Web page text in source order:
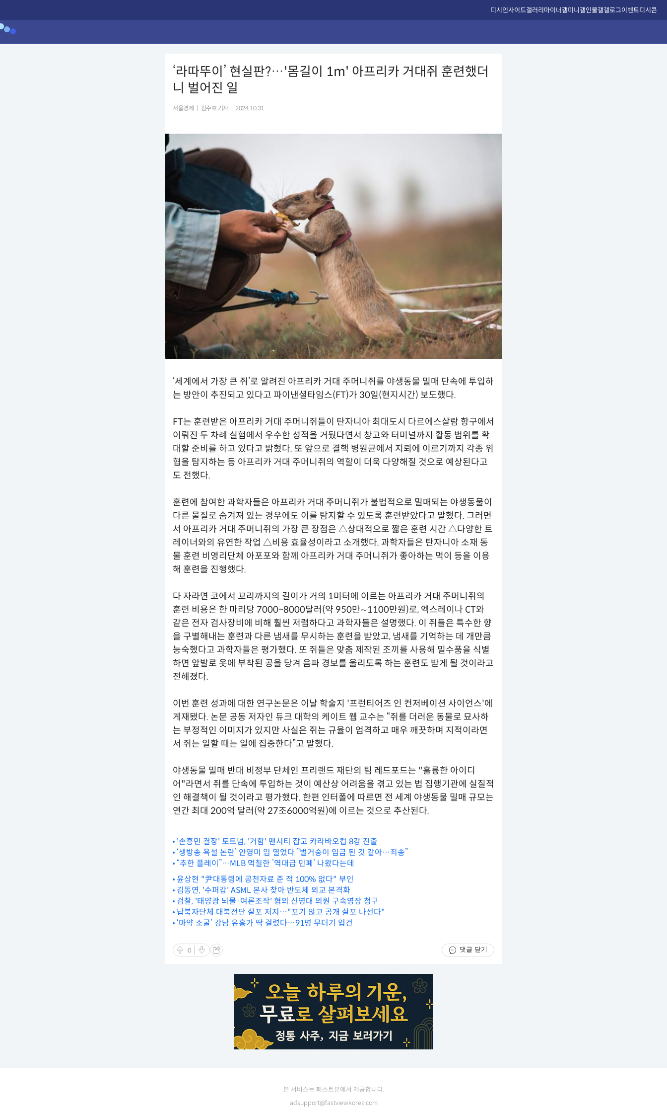
디시인사이드갤러리마이너갤미니갤인물갤갤로그이벤트디시콘
‘라따뚜이’ 현실판?…'몸길이 1m' 아프리카 거대쥐 훈련했더
니 벌어진 일
서울경제 김수호 기자 2024.10.31
‘세계에서 가장 큰 쥐’로 알려진 아프리카 거대 주머니쥐를 야생동물 밀매 단속에 투입하
는 방안이 추진되고 있다고 파이낸셜타임스(FT)가 30일(현지시간) 보도했다.
FT는 훈련받은 아프리카 거대 주머니쥐들이 탄자니아 최대도시 다르에스살람 항구에서
이뤄진 두 차례 실험에서 우수한 성적을 거뒀다면서 창고와 터미널까지 활동 범위를 확
대할 준비를 하고 있다고 밝혔다. 또 앞으로 결핵 병원균에서 지뢰에 이르기까지 각종 위
협을 탐지하는 등 아프리카 거대 주머니쥐의 역할이 더욱 다양해질 것으로 예상된다고
도 전했다.
훈련에 참여한 과학자들은 아프리카 거대 주머니쥐가 불법적으로 밀매되는 야생동물이
다른 물질로 숨겨져 있는 경우에도 이를 탐지할 수 있도록 훈련받았다고 말했다. 그러면
서 아프리카 거대 주머니쥐의 가장 큰 장점은 △상대적으로 짧은 훈련 시간 △다양한 트
레이너와의 유연한 작업 △비용 효율성이라고 소개했다. 과학자들은 탄자니아 소재 동
물 훈련 비영리단체 아포포와 함께 아프리카 거대 주머니쥐가 좋아하는 먹이 등을 이용
해 훈련을 진행했다.
다 자라면 코에서 꼬리까지의 길이가 거의 1미터에 이르는 아프리카 거대 주머니쥐의
훈련 비용은 한 마리당 7000~8000달러(약 950만∼1100만원)로, 엑스레이나 CT와
같은 전자 검사장비에 비해 훨씬 저렴하다고 과학자들은 설명했다. 이 쥐들은 특수한 향
을 구별해내는 훈련과 다른 냄새를 무시하는 훈련을 받았고, 냄새를 기억하는 데 개만큼
능숙했다고 과학자들은 평가했다. 또 쥐들은 맞춤 제작된 조끼를 사용해 밀수품을 식별
하면 앞발로 옷에 부착된 공을 당겨 음파 경보를 울리도록 하는 훈련도 받게 될 것이라고
전해졌다.
이번 훈련 성과에 대한 연구논문은 이날 학술지 '프런티어즈 인 컨저베이션 사이언스'에
게재됐다. 논문 공동 저자인 듀크 대학의 케이트 웹 교수는 “쥐를 더러운 동물로 묘사하
는 부정적인 이미지가 있지만 사실은 쥐는 규율이 엄격하고 매우 깨끗하며 지적이라면
서 쥐는 일할 때는 일에 집중한다”고 말했다.
야생동물 밀매 반대 비정부 단체인 프리랜드 재단의 팀 레드포드는 "훌륭한 아이디
어"라면서 쥐를 단속에 투입하는 것이 예산상 어려움을 겪고 있는 법 집행기관에 실질적
인 해결책이 될 것이라고 평가했다. 한편 인터폴에 따르면 전 세계 야생동물 밀매 규모는
연간 최대 200억 달러(약 27조6000억원)에 이르는 것으로 추산된다.
'손흥민 결장' 토트넘, '거함' 맨시티 잡고 카라바오컵 8강 진출
‘생방송 욕설 논란’ 안영미 입 열었다 ”벌거숭이 임금 된 것 같아…죄송”
“추한 플레이”…MLB 먹칠한 ’역대급 민폐’ 나왔다는데
윤상현 "尹대통령에 공천자료 준 적 100% 없다" 부인
김동연, '수퍼갑' ASML 본사 찾아 반도체 외교 본격화
검찰, '태양광 뇌물·여론조작' 혐의 신영대 의원 구속영장 청구
납북자단체 대북전단 살포 저지…"포기 않고 공개 살포 나선다"
‘마약 소굴’ 강남 유흥가 딱 걸렸다…91명 무더기 입건
0 댓글 닫기
본 서비스는 패스트뷰에서 제공합니다.
adsupport@fastviewkorea.com